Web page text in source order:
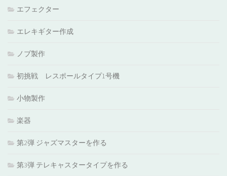
エフェクター
エレキギター作成
ノブ製作
初挑戦 レスポールタイプ1号機
小物製作
楽器
第2弾 ジャズマスターを作る
第3弾 テレキャスタータイプを作る